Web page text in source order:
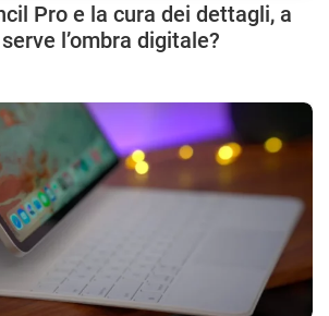
Pro e la cura dei dettagli, a
l’ombra digitale?